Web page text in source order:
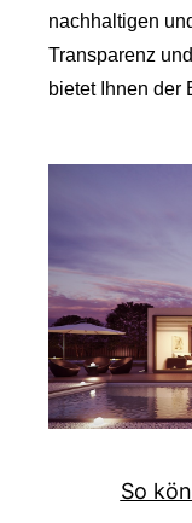
nachhaltigen
Transparenz
bietet Ihnen der
So